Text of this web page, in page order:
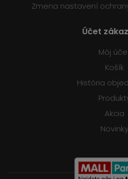
Zmena nastavení
Účet
Môj
Košík
História
Akcia
Novinky